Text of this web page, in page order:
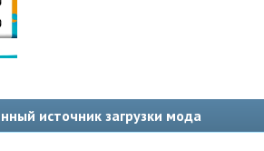
источник загрузки мода